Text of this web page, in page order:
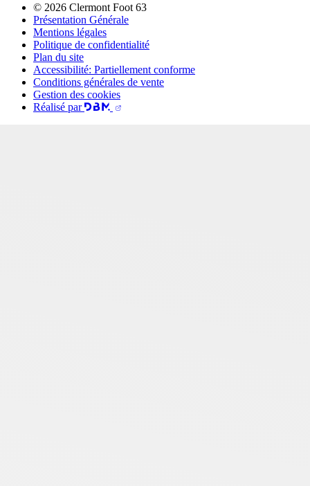
© 2026 Clermont Foot 63
Présentation Générale
Mentions légales
Politique de confidentialité
Plan du site
Accessibilité: Partiellement conforme
Conditions générales de vente
Gestion des cookies
Réalisé par